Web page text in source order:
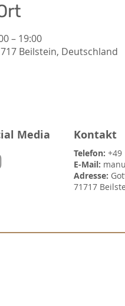
– 19:00
Beilstein, Deutschland
Media Kontakt
Telefon: +49
E-Mail:
Adresse:
71717